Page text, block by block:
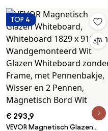
Ophangen incl. 4 Krijtstiften
&amp; Doek,
Wandmontagestandaard
TOP 4
€ 293,9
VEVOR Magnetisch Glazen